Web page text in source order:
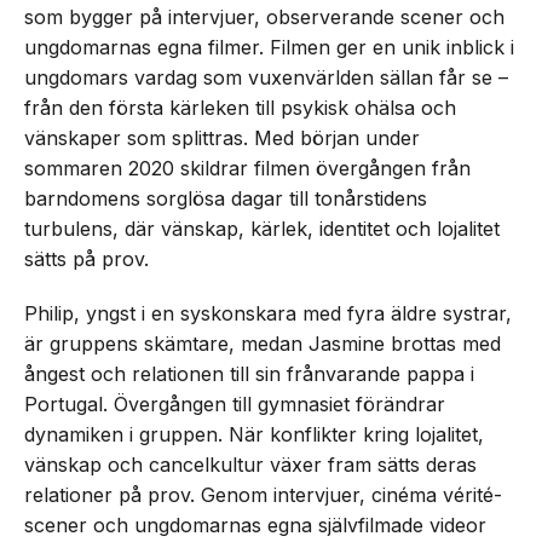
som bygger på intervjuer, observerande scener och
ungdomarnas egna filmer. Filmen ger en unik inblick i
ungdomars vardag som vuxenvärlden sällan får se –
från den första kärleken till psykisk ohälsa och
vänskaper som splittras. Med början under
sommaren 2020 skildrar filmen övergången från
barndomens sorglösa dagar till tonårstidens
turbulens, där vänskap, kärlek, identitet och lojalitet
sätts på prov.
Philip, yngst i en syskonskara med fyra äldre systrar,
är gruppens skämtare, medan Jasmine brottas med
ångest och relationen till sin frånvarande pappa i
Portugal. Övergången till gymnasiet förändrar
dynamiken i gruppen. När konflikter kring lojalitet,
vänskap och cancelkultur växer fram sätts deras
relationer på prov. Genom intervjuer, cinéma vérité-
scener och ungdomarnas egna självfilmade videor